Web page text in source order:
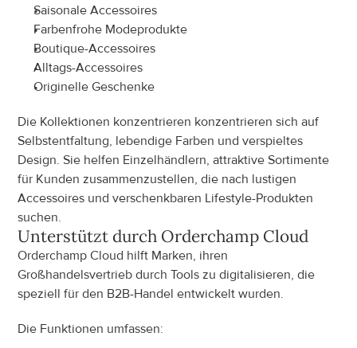
Saisonale Accessoires
Farbenfrohe Modeprodukte
Boutique-Accessoires
Alltags-Accessoires
Originelle Geschenke
Die Kollektionen konzentrieren konzentrieren sich auf
Selbstentfaltung, lebendige Farben und verspieltes
Design. Sie helfen Einzelhändlern, attraktive Sortimente
für Kunden zusammenzustellen, die nach lustigen
Accessoires und verschenkbaren Lifestyle-Produkten
suchen.
Unterstützt durch Orderchamp Cloud
Orderchamp Cloud hilft Marken, ihren
Großhandelsvertrieb durch Tools zu digitalisieren, die
speziell für den B2B-Handel entwickelt wurden.
Die Funktionen umfassen: